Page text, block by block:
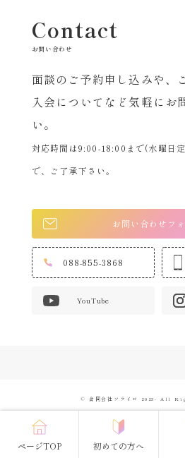
Contact
お問い合わせ
面談のご予約申し込みや、
入会についてなど気軽にお
い。
対応時間は9:00-18:00まで(水曜日
で、ご了承下さい。
お問い合わせフ
088-855-3868
YouTube
ページTOP 初めての方へ
© 合同会社ソライロ 2023- All